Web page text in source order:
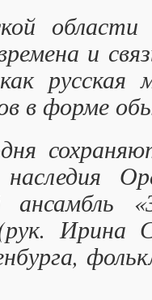
и
русская
в форме
наследия
ансамбль
Ирина